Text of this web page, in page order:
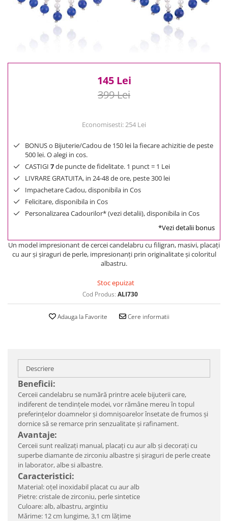
Pret
0 Lei - 100 Lei
100 Lei - 200 Lei
300 Lei - 500 Lei
145 Lei
399 Lei
Economisesti:254 Lei
BONUS o Bijuterie/Cadou de 150 lei la fiecare achizitie de peste
500 lei. O alegi in cos.
CASTIGI 7de puncte de fidelitate. 1 punct = 1 Lei
LIVRARE GRATUITA, in 24-48 de ore, peste 300 lei
Impachetare Cadou, disponibila in Cos
Felicitare, disponibila in Cos
Personalizarea Cadourilor* (vezi detalii), disponibila in Cos
*Vezi detalii bonus
Un model impresionant de cercei candelabru cu filigran, masivi, placați
cu aur și șiraguri de perle, impresionanți prin originalitate și coloritul
albastru.
Stoc epuizat
Cod Produs: ALI730
Adauga la Favorite Cere informatii
Descriere
Beneficii:
Cerceii candelabru se numără printre acele bijuterii care,
indiferent de tendinţele modei, vor rămâne mereu în topul
preferinţelor doamnelor şi domnişoarelor însetate de frumos şi
dornice să se remarce prin senzualitate şi rafinament.
Avantaje:
Cerceii sunt realizaţi manual, placaţi cu aur alb şi decoraţi cu
superbe diamante de zirconiu albastre și șiraguri de perle create
in laborator, albe si albastre.
Caracteristici:
Material: oțel inoxidabil placat cu aur alb
Pietre: cristale de zirconiu, perle sintetice
Culoare: alb, albastru, argintiu
Mărime: 12 cm lungime, 3,1 cm lățime